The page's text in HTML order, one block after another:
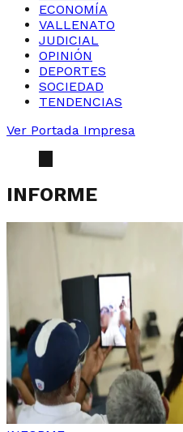
ECONOMÍA
VALLENATO
JUDICIAL
OPINIÓN
DEPORTES
SOCIEDAD
TENDENCIAS
Ver Portada Impresa
INFORME